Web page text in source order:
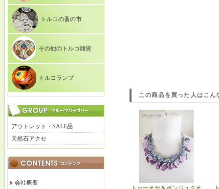
トルコの蚤の市
その他のトルコ雑貨
トルコランプ
アウトレット・SALE品
天然石アクセ
会社概要
この商品を買った人はこん